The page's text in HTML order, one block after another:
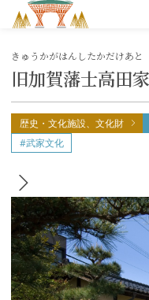
旧加賀藩士高田
きゅうかがはんしたかだけあと
歴史・文化施設、文化財
#武家文化